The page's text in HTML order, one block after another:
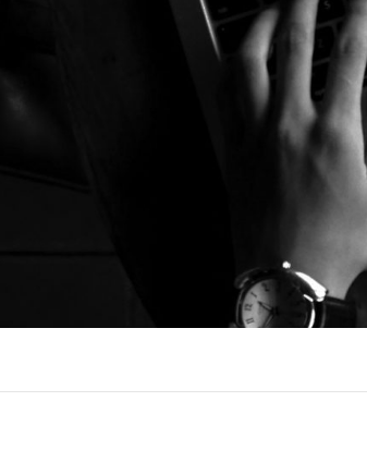
I´M
FREELANCE SOCIAL